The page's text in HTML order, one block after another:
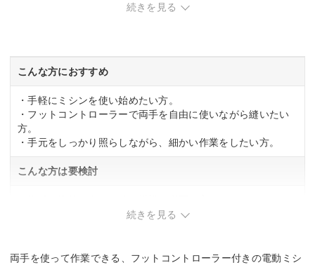
付属
続きを見る
こんな方におすすめ
・手軽にミシンを使い始めたい方。
・フットコントローラーで両手を自由に使いながら縫いたい
方。
・手元をしっかり照らしながら、細かい作業をしたい方。
こんな方は要検討
・厚手の生地を頻繁に扱う方。
続きを見る
両手を使って作業できる、フットコントローラー付きの電動ミシ